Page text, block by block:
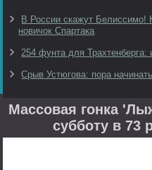
В России скажут Белиссимо!
новичок Спартака
254 фунта для Трахтенберга:
Срыв Устюгова: пора
Массовая гонка
субботу в 73